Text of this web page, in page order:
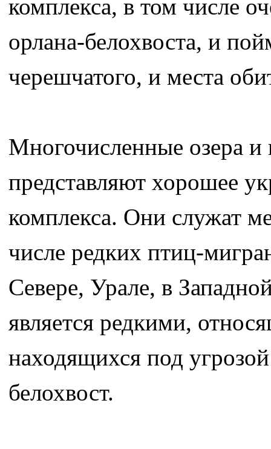
комплекса, в том числе
орлана-белохвоста, и
черешчатого, и места
Многочисленные озера и
представляют хорошее
комплекса. Они служат
числе редких птиц-
Севере, Урале, в
является редкими,
находящихся под
белохвост.